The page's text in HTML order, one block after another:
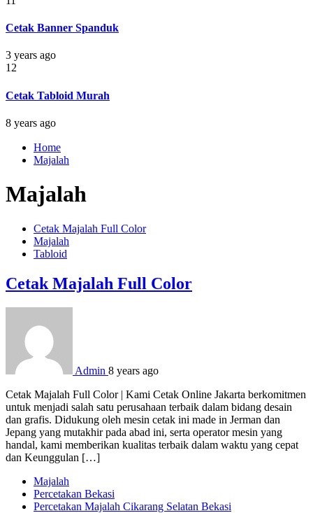
Cetak Banner Spanduk
3 years ago
12
Cetak Tabloid Murah
8 years ago
Home
Majalah
Majalah
Cetak Majalah Full Color
Majalah
Tabloid
Cetak Majalah Full Color
Admin 8 years ago
Cetak Majalah Full Color | Kami Cetak Online Jakarta berkomitmen
untuk menjadi salah satu perusahaan terbaik dalam bidang desain
dan grafis. Didukung oleh mesin cetak ini made in Jerman dan
Jepang yang mutakhir pada abad ini, serta operator mesin yang
handal, kami memberikan kualitas terbaik dalam waktu yang cepat
dan Keunggulan […]
Majalah
Percetakan Bekasi
Percetakan Majalah Cikarang Selatan Bekasi